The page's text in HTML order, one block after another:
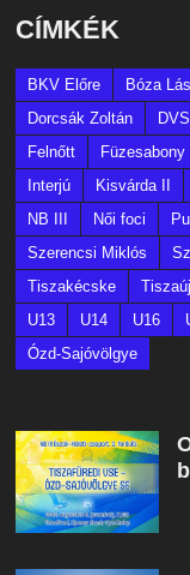
CÍMKÉK
BKV Előre Bóza
Dorcsák Zoltán
Felnőtt
Füzesabony
Interjú
Kisvárda II
NB III
Női foci
Szerencsi Miklós
Tiszakécske
U13
U14 U16
Ózd-Sajóvölgye